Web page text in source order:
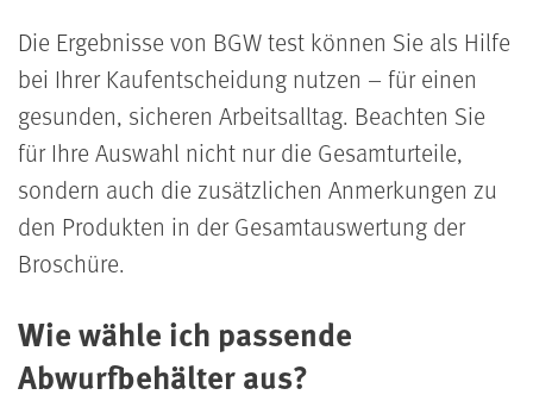
Die Ergebnisse von BGW test können Sie als Hilfe
bei Ihrer Kaufentscheidung nutzen – für einen
gesunden, sicheren Arbeitsalltag. Beachten Sie
für Ihre Auswahl nicht nur die Gesamturteile,
sondern auch die zusätzlichen Anmerkungen zu
den Produkten in der Gesamtauswertung der
Broschüre.
Wie wähle ich passende
Abwurfbehälter aus?